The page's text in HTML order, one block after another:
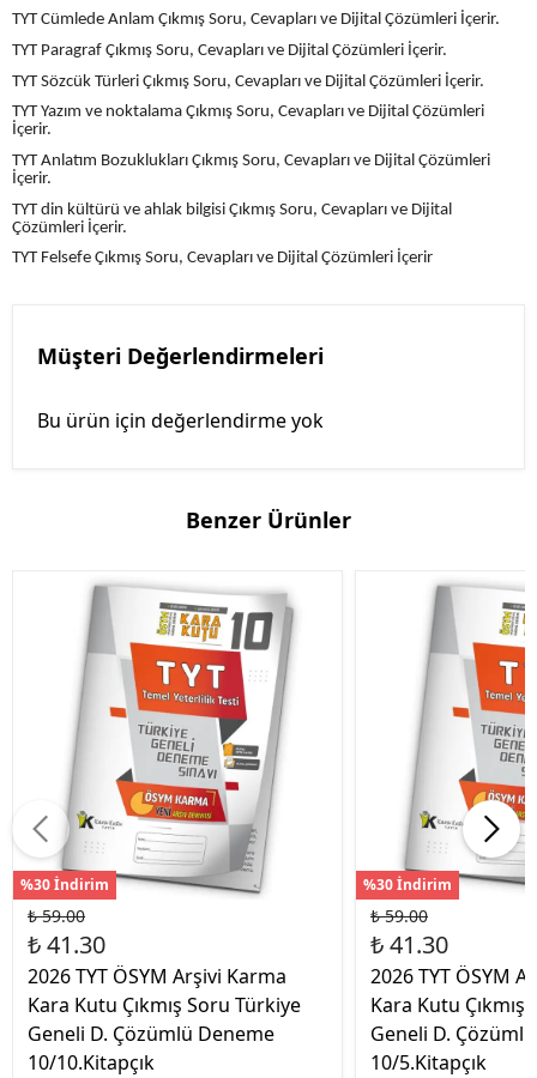
TYT Cümlede Anlam Çıkmış Soru, Cevapları ve Dijital Çözümleri İçerir.
TYT Paragraf Çıkmış Soru, Cevapları ve Dijital Çözümleri İçerir.
TYT Sözcük Türleri Çıkmış Soru, Cevapları ve Dijital Çözümleri İçerir.
TYT Yazım ve noktalama Çıkmış Soru, Cevapları ve Dijital Çözümleri
İçerir.
TYT Anlatım Bozuklukları Çıkmış Soru, Cevapları ve Dijital Çözümleri
İçerir.
TYT din kültürü ve ahlak bilgisi Çıkmış Soru, Cevapları ve Dijital
Çözümleri İçerir.
TYT Felsefe Çıkmış Soru, Cevapları ve Dijital Çözümleri İçerir
Müşteri Değerlendirmeleri
Bu ürün için değerlendirme yok
Benzer Ürünler
%30 İndirim
₺ 59.00
₺ 41.30
2026 TYT ÖSYM Arşivi Karma
Kara Kutu Çıkmış Soru Türkiye
Geneli D. Çözümlü Deneme
10/10.Kitapçık
%30 İndirim
₺ 59.00
₺ 41.30
2026 TYT ÖSYM
Kara Kutu
Geneli D.
10/5.Kitapçık